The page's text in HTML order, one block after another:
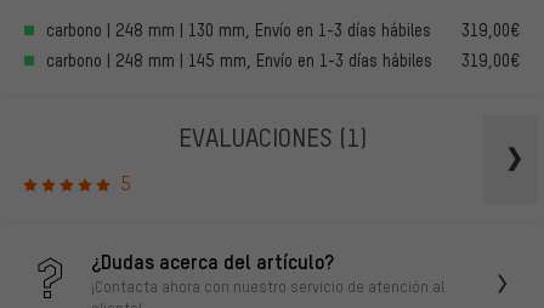
carbono | 248 mm | 130 mm, Envío en 1-3 días hábiles
319,00€
carbono | 248 mm | 145 mm, Envío en 1-3 días hábiles
319,00€
EVALUACIONES (1)
5
¿Dudas acerca del artículo?
¡Contacta ahora con nuestro servicio de atención al